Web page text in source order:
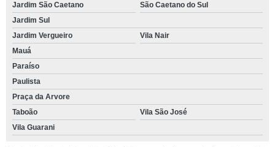
Jardim São Caetano
São Caetano do Sul
Jardim Sul
Jardim Vergueiro
Vila Nair
Mauá
Paraíso
Paulista
Praça da Arvore
Taboão
Vila São José
Vila Guarani